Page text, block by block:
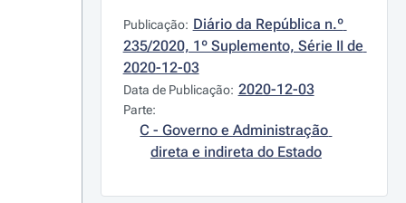
Publicação: Diário da República n.º
235/2020, 1º Suplemento, Série II de
2020-12-03
Data de Publicação: 2020-12-03
Parte:
C - Governo e Administração
direta e indireta do Estado